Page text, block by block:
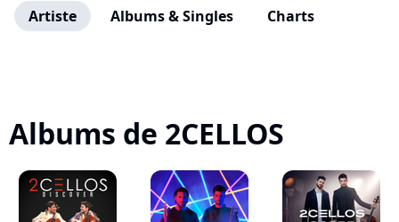
Artiste Albums & Singles Charts
Albums de 2CELLOS